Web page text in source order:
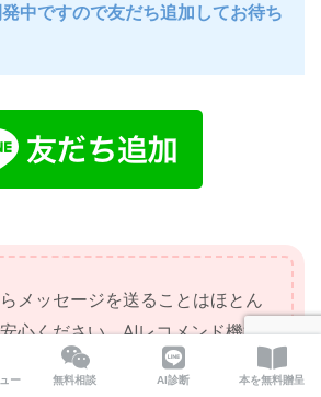
発中ですので友だち追加してお待ち
メッセージを送ることはほとん
心ください。AIレコメンド機能
み、ご連絡させて頂きます。
ー 無料相談 AI診断 本を無料贈呈